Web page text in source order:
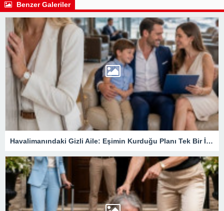
Benzer Galeriler
Havalimanındaki Gizli Aile: Eşimin Kurduğu Planı Tek Bir İmza Çökertti